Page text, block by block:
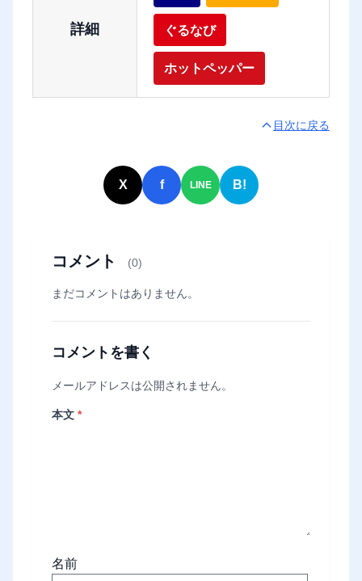
詳細 ぐるなび
ホットペッパー
目次に戻る
X f LINE B!
コメント (0)
まだコメントはありません。
コメントを書く
メールアドレスは公開されません。
本文 *
名前